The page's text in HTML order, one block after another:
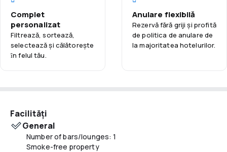
suplimentare. Personalul multilingv va oferi cu plăcere
informații despre atracțiile locale și va ajuta la organizarea
excursiilor.
Complet
personalizat
Filtrează, sortează,
selectează și călătoreşte
ȋn felul tău.
Anulare flexibilă
Rezervă fără griji și profită
de politica de anulare de
la majoritatea hotelurilor.
Facilități
General
Number of bars/lounges: 1
Smoke-free property